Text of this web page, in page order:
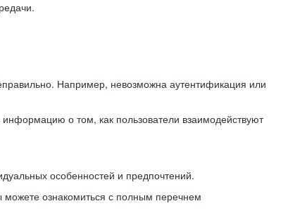
Например, невозможна аутентификация или
о том, как пользователи взаимодействуют
особенностей и предпочтений.
можете ознакомиться с полным перечнем